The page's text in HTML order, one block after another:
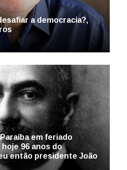
a democracia?,
em feriado
96 anos do
então presidente João